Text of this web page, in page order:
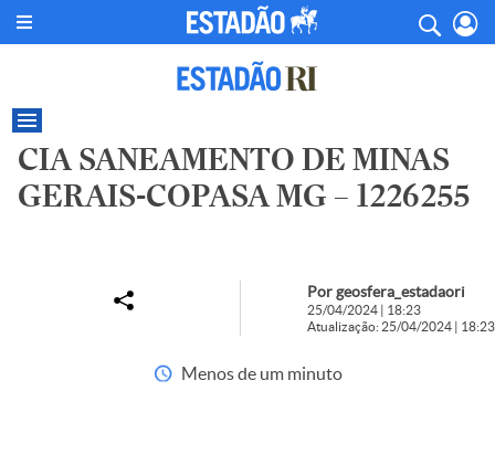
CIA SANEAMENTO DE MINAS
GERAIS-COPASA MG – 1226255
Por geosfera_estadaori
25/04/2024 | 18:23
Atualização: 25/04/2024 | 18:23
Menos de um minuto